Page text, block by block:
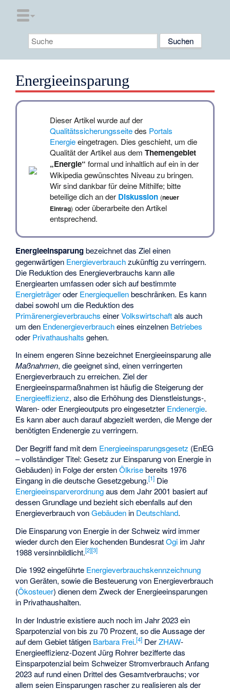
Energieeinsparung
Dieser Artikel wurde auf der
Qualitätssicherungsseitedes Portals
Energieeingetragen. Dies geschieht, um die
Qualität der Artikel aus dem Themengebiet
„Energie“ formal und inhaltlich auf ein in der
Wikipedia gewünschtes Niveau zu bringen.
Wir sind dankbar fürdeine Mithilfe; bitte
beteilige dich an der Diskussion (neuer
Eintrag) oder überarbeite den Artikel
entsprechend.
Energieeinsparungbezeichnet das Ziel einen
gegenwärtigen Energieverbrauchzukünftig zu verringern.
Die Reduktion des Energieverbrauchs kann alle
Energiearten umfassen oder sich auf bestimmte
Energieträgeroder Energiequellenbeschränken. Es kann
dabei sowohl um die Reduktion des
Primärenergieverbrauchs einerVolkswirtschaftals auch
um den Endenergieverbraucheines einzelnen Betriebes
oder Privathaushalts gehen.
In einem engeren Sinne bezeichnet Energieeinsparung alle
Maßnahmen, die geeignet sind, einen verringerten
Energieverbrauch zu erreichen. Ziel der
Energieeinsparmaßnahmen ist häufig die Steigerung der
Energieeffizienz, also die Erhöhung des Dienstleistungs-,
Waren- oder Energieoutputs pro eingesetzter Endenergie.
Es kann aber auch darauf abgezielt werden, die Menge der
benötigten Endenergie zu verringern.
Der Begriff fand mit dem Energieeinsparungsgesetz (EnEG
– vollständiger Titel: Gesetz zur Einsparung von Energie in
Gebäuden) in Folge der erstenÖlkrisebereits 1976
Eingang in die deutsche Gesetzgebung.[1] Die
Energieeinsparverordnungaus dem Jahr 2001 basiert auf
dessen Grundlage und bezieht sich ebenfalls auf den
Energieverbrauch vonGebäuden in Deutschland.
Die Einsparung von Energie in der Schweiz wird immer
wieder durch den Eier kochenden BundesratOgi im Jahr
1988 versinnbildlicht.[2][3]
Die 1992 eingeführte Energieverbrauchskennzeichnung
von Geräten, sowie die Besteuerung von Energieverbrauch
(Ökosteuer) dienen dem Zweck der Energieeinsparungen
in Privathaushalten.
In der Industrie existiere auch noch im Jahr 2023 ein
Sparpotenzial von bis zu 70 Prozent, so die Aussage der
auf dem Gebiet tätigen Barbara Frei.[4] DerZHAW-
Energieeffizienz-Dozent Jürg Rohrer bezifferte das
Einsparpotenzial beim Schweizer Stromverbrauch Anfang
2023 auf rund einen Drittel des Gesamtverbrauchs; vor
allem seien Einsparungen rascher zu realisieren als der